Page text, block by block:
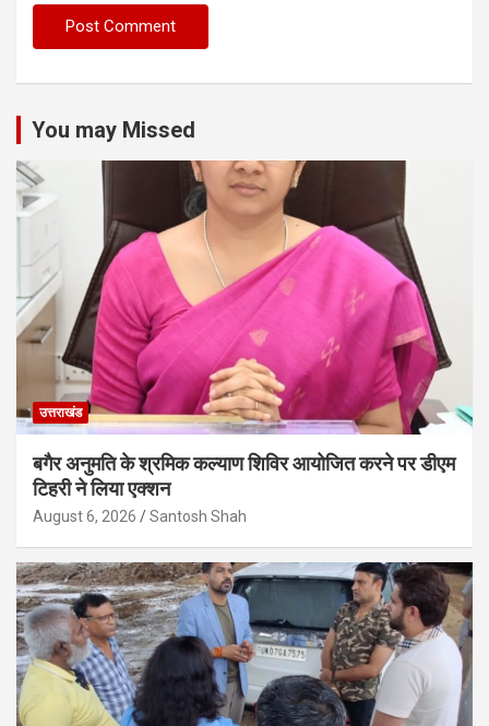
You may Missed
उत्तराखंड
बगैर अनुमति के श्रमिक कल्याण शिविर आयोजित करने पर डीएम
टिहरी ने लिया एक्शन
August 6, 2026 Santosh Shah